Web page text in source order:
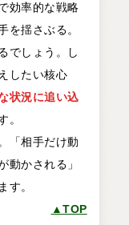
効率的な戦略
を揺さぶる。
でしょう。し
したい核心
状況に追い込
。
「相手だけ動
動かされる」
す。
▲TOP